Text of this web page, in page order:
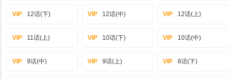
VIP 12话(下) VIP 12话(中) VIP 12话(上)
VIP 11话(上) VIP 10话(下) VIP 10话(中)
VIP 9话(中) VIP 9话(上) VIP 8话(下)